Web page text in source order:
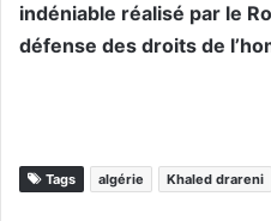
indéniable réalisé par le
défense des droits de
Tags algérie Khaled drareni